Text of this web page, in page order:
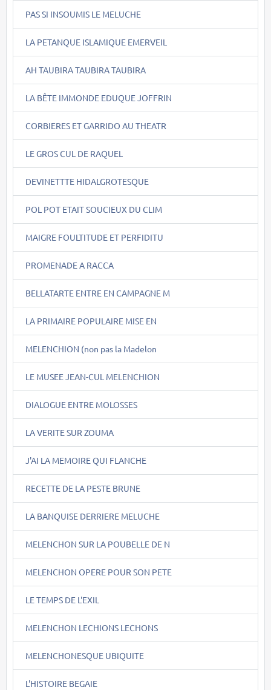
PAS SI INSOUMIS LE MELUCHE
LA PETANQUE ISLAMIQUE EMERVEIL
AH TAUBIRA TAUBIRA TAUBIRA
LA BÊTE IMMONDE EDUQUE JOFFRIN
CORBIERES ET GARRIDO AU THEATR
LE GROS CUL DE RAQUEL
DEVINETTTE HIDALGROTESQUE
POL POT ETAIT SOUCIEUX DU CLIM
MAIGRE FOULTITUDE ET PERFIDITU
PROMENADE A RACCA
BELLATARTE ENTRE EN CAMPAGNE M
LA PRIMAIRE POPULAIRE MISE EN
MELENCHION (non pas la Madelon
LE MUSEE JEAN-CUL MELENCHION
DIALOGUE ENTRE MOLOSSES
LA VERITE SUR ZOUMA
J'AI LA MEMOIRE QUI FLANCHE
RECETTE DE LA PESTE BRUNE
LA BANQUISE DERRIERE MELUCHE
MELENCHON SUR LA POUBELLE DE N
MELENCHON OPERE POUR SON PETE
LE TEMPS DE L'EXIL
MELENCHON LECHIONS LECHONS
MELENCHONESQUE UBIQUITE
L'HISTOIRE BEGAIE